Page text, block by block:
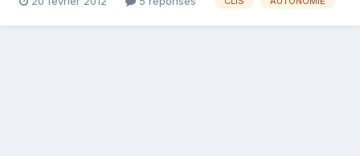
développer l'autonomie chez les élèves de CLIS1 ?". Je dois